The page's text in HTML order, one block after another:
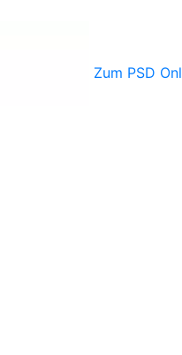
Zum PSD